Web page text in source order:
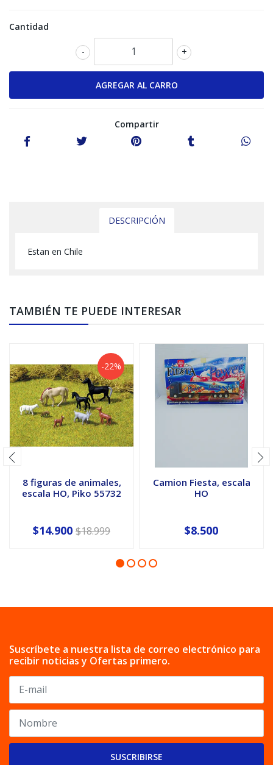
Cantidad
+
-
Compartir
DESCRIPCIÓN
Estan en Chile
TAMBIÉN TE PUEDE INTERESAR
-22%
8 figuras de animales,
escala HO, Piko 55732
$14.900 $18.999
Camion Fiesta, escala
HO
$8.500
Suscríbete a nuestra lista de correo electrónico para
recibir noticias y Ofertas primero.
SUSCRIBIRSE